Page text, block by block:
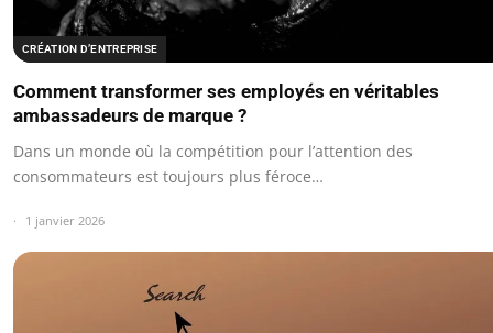
CRÉATION D’ENTREPRISE
Comment transformer ses employés en véritables
ambassadeurs de marque ?
Dans un monde où la compétition pour l’attention des
consommateurs est toujours plus féroce…
1 janvier 2026